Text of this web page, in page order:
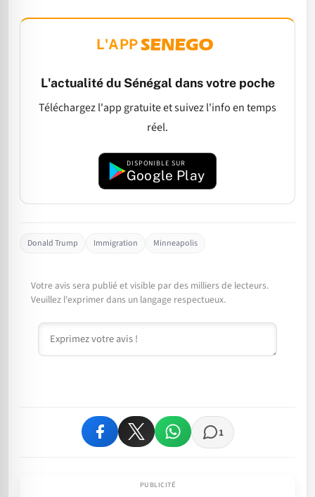
L'APP
L'actualité du Sénégal dans votre poche
Téléchargez l'app gratuite et suivez l'info en temps
réel.
DISPONIBLE SUR
Google Play
Donald Trump Immigration Minneapolis
Votre avis sera publié et visible par des milliers de lecteurs.
Veuillez l'exprimer dans un langage respectueux.
Commentaire
1